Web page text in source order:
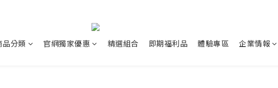
品分類 官網獨家優惠 精選組合 即期福利品 體驗專區 企業情報